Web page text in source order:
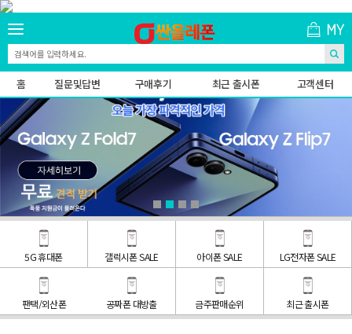
홈 질문및답변 구매후기 최근 출시폰 고객센터
5G 휴대폰 갤럭시폰 SALE 아이폰 SALE LG전자폰 SALE
팬택/외산폰 공짜폰 대방출 금주판매순위 최근 출시폰